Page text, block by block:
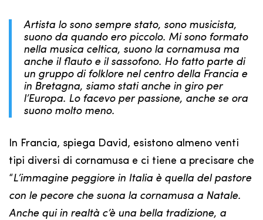
Artista lo sono sempre stato, sono musicista,
suono da quando ero piccolo. Mi sono formato
nella musica celtica, suono la cornamusa ma
anche il flauto e il sassofono. Ho fatto parte di
un gruppo di folklore nel centro della Francia e
in Bretagna, siamo stati anche in giro per
l’Europa. Lo facevo per passione, anche se ora
suono molto meno.
In Francia, spiega David, esistono almeno venti
tipi diversi di cornamusa e ci tiene a precisare che
“L’immagine peggiore in Italia è quella del pastore
con le pecore che suona la cornamusa a Natale.
Anche qui in realtà c’è una bella tradizione, a